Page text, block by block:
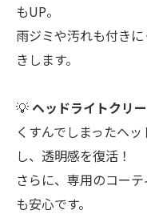
もUP。
雨ジミや汚れも付き
きします。
💡 ヘッドライトクリ
くすんでしまったヘ
し、透明感を復活！
さらに、専用のコー
も安心です。